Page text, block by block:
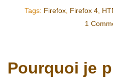
Tags: Firefox, Firefox 4,
1
Pourquoi je